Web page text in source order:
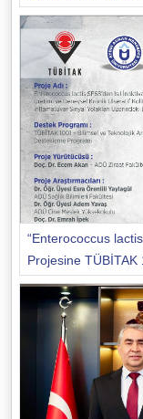
“Enterococcus
Projesine TÜBİTAK